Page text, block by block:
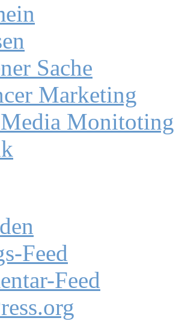
Sache
Marketing
Monitoting
Feed
Feed